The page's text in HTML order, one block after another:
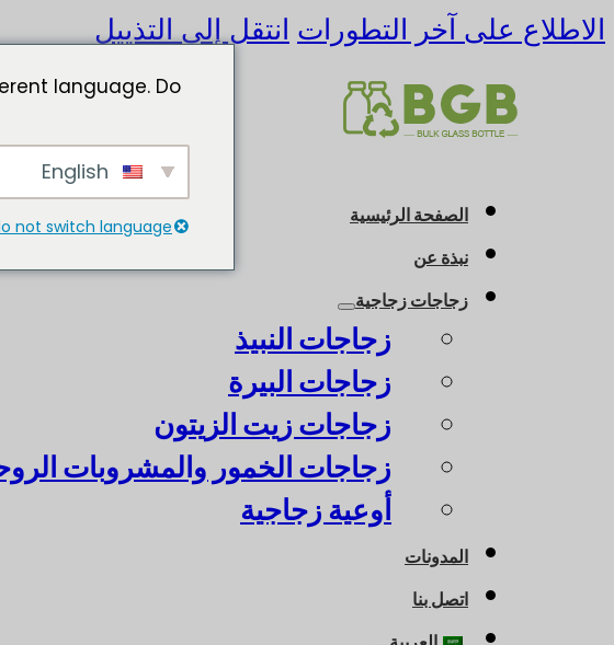
الاطلاع على آخر التطورات انتقل إلى التذييل
الصفحة الرئيسية
نبذة عن
زجاجات زجاجية
زجاجات النبيذ
زجاجات البيرة
زجاجات زيت الزيتون
زجاجات الخمور والمشروبات
أوعية زجاجية
المدونات
اتصل بنا
language. Do
not switch language